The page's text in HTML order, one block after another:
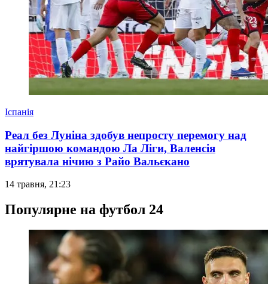
Іспанія
Реал без Луніна здобув непросту перемогу над
найгіршою командою Ла Ліги, Валенсія
врятувала нічию з Райо Вальєкано
14 травня, 21:23
Популярне на футбол 24